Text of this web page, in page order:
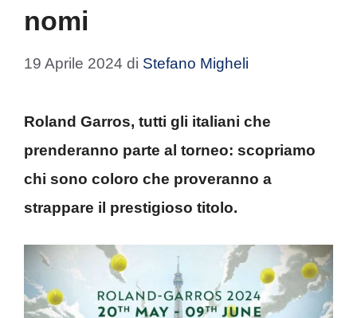
nomi
19 Aprile 2024 di Stefano Migheli
Roland Garros, tutti gli italiani che
prenderanno parte al torneo: scopriamo
chi sono coloro che proveranno a
strappare il prestigioso titolo.